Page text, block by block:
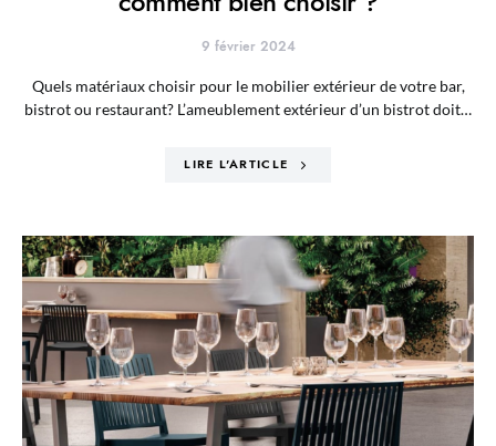
9 février 2024
Quels matériaux choisir pour le mobilier extérieur de votre bar,
bistrot ou restaurant? L’ameublement extérieur d’un bistrot doit…
LIRE L'ARTICLE